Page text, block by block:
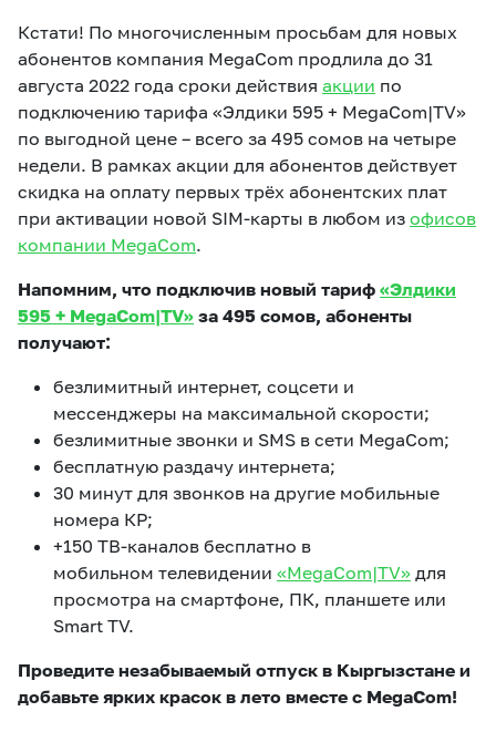
Кстати! По многочисленным просьбам для новых
абонентов компания MegaCom продлила до 31
августа 2022 года сроки действия акции по
подключению тарифа «Элдики 595 + MegaCom|TV»
по выгодной цене – всего за 495 сомов на четыре
недели. В рамках акции для абонентов действует
скидка на оплату первых трёх абонентских плат
при активации новой SIM-карты в любом из офисов
компании MegaCom.
Напомним, что подключив новый тариф «Элдики
595 + MegaCom|TV» за 495 сомов, абоненты
получают:
безлимитный интернет, соцсети и
мессенджеры на максимальной скорости;
безлимитные звонки и SMS в сети MegaCom;
бесплатную раздачу интернета;
30 минут для звонков на другие мобильные
номера КР;
+150 ТВ-каналов бесплатно в
мобильном телевидении «MegaCom|TV» для
просмотра на смартфоне, ПК, планшете или
Smart TV.
Проведите незабываемый отпуск в Кыргызстане и
добавьте ярких красок в лето вместе с MegaCom!